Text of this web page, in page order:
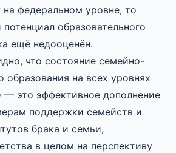
федеральном уровне, то
образовательного
ещё недооценён.
что состояние семейно-
образования на всех уровнях
— это эффективное дополнение
поддержки семейств и
брака и семьи,
в целом на перспективу